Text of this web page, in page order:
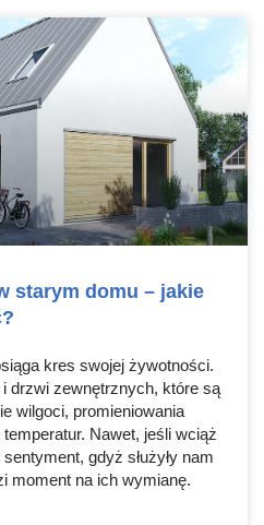
starym domu – jakie
kres swojej żywotności.
drzwi zewnętrznych, które są
wilgoci, promieniowania
Nawet, jeśli wciąż
gdyż służyły nam
moment na ich wymianę.